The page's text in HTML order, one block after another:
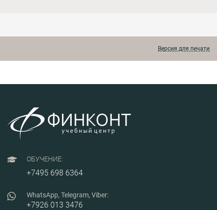
Версия для печати
ОБУЧЕНИЕ:
+7495 698 6364
WhatsApp, Telegram, Viber:
+7926 013 3476